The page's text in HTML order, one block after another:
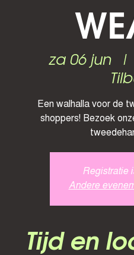
za 06 jun
  |
Een walhalla voor de
shoppers! Bezoek
Registratie
Andere
Tijd en